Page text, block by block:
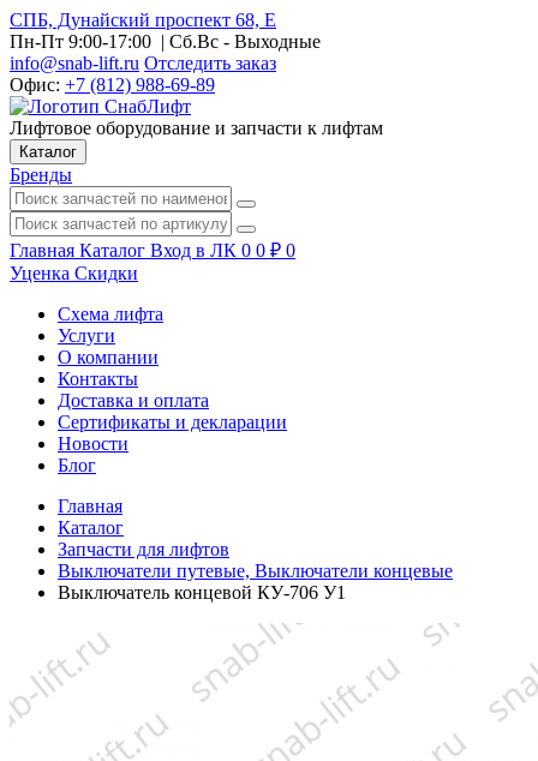
СПБ, Дунайский проспект 68, Е
Пн-Пт 9:00-17:00 | Сб.Вс - Выходные
info@snab-lift.ru Отследить заказ
Офис: +7 (812) 988-69-89
Лифтовое оборудование и запчасти к лифтам
Каталог
Бренды
Главная Каталог Вход в ЛК 0 0 ₽ 0
Уценка Скидки
Схема лифта
Услуги
О компании
Контакты
Доставка и оплата
Сертификаты и декларации
Новости
Блог
Главная
Каталог
Запчасти для лифтов
Выключатели путевые, Выключатели концевые
Выключатель концевой КУ-706 У1